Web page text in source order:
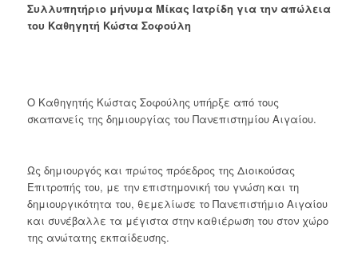
Συλλυπητήριο μήνυμα Μίκας Ιατρίδη για την απώλεια
του Καθηγητή Κώστα Σοφούλη
Ο Καθηγητής Κώστας Σοφούλης υπήρξε από τους
σκαπανείς της δημιουργίας του Πανεπιστημίου Αιγαίου.
Ως δημιουργός και πρώτος πρόεδρος της Διοικούσας
Επιτροπής του, με την επιστημονική του γνώση και τη
δημιουργικότητα του, θεμελίωσε το Πανεπιστήμιο Αιγαίου
και συνέβαλλε τα μέγιστα στην καθιέρωση του στον χώρο
της ανώτατης εκπαίδευσης.